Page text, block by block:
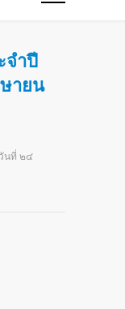
จำปี
ายน
นที่ ๒๔